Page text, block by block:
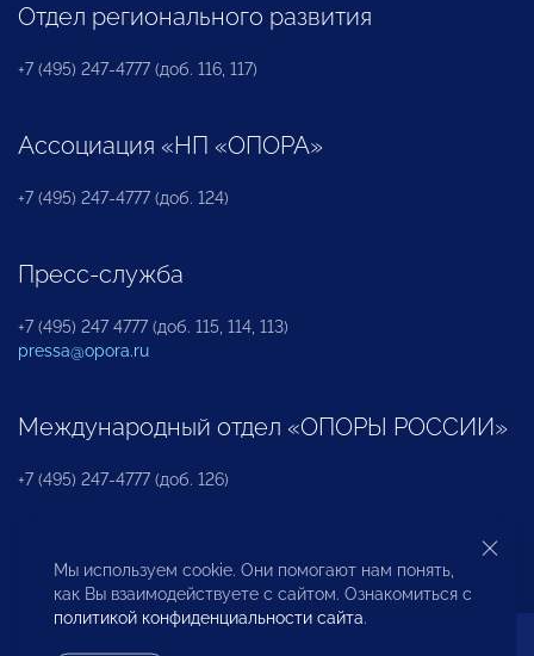
Отдел регионального развития
+7 (495) 247-4777 (доб. 116, 117)
Ассоциация «НП «ОПОРА»
+7 (495) 247-4777 (доб. 124)
Пресс-служба
+7 (495) 247 4777 (доб. 115, 114, 113)
pressa@opora.ru
Международный отдел «ОПОРЫ РОССИИ»
+7 (495) 247-4777 (доб. 126)
Бюро по защите прав предпринимателей и
инвесторов
Мы используем cookie. Они помогают нам понять,
как Вы взаимодействуете с сайтом. Ознакомиться с
политикой конфиденциальности сайта.